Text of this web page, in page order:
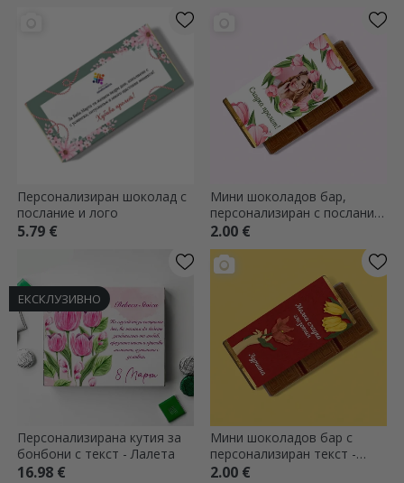
Персонализиран шоколад с
послание и лого
5.79 €
Мини шоколадов бар,
персонализиран с послание
и снимка - Сладко пролетно
2.00 €
ЕКСКЛУЗИВНО
Персонализирана кутия за
бонбони с текст - Лалета
16.98 €
Мини шоколадов бар с
персонализиран текст -
Цветя
2.00 €